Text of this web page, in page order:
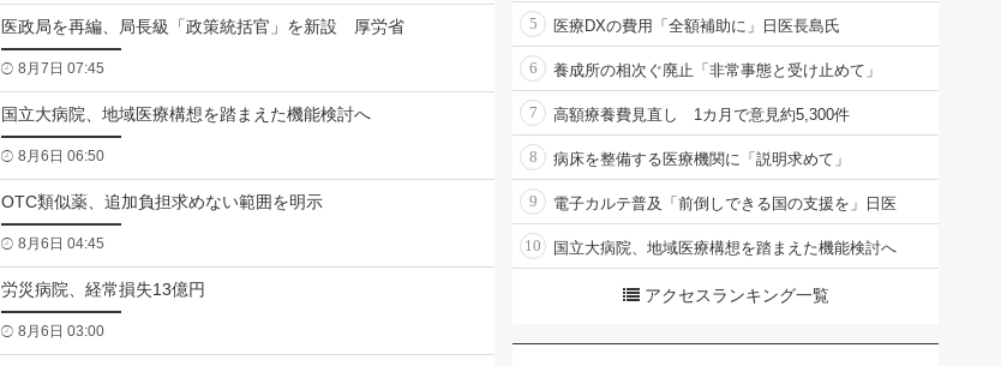
医政局を再編、局長級「政策統括官」を新設 厚労省
8月7日 07:45
国立大病院、地域医療構想を踏まえた機能検討へ
8月6日 06:50
OTC類似薬、追加負担求めない範囲を明示
8月6日 04:45
労災病院、経常損失13億円
8月6日 03:00
5 医療DXの費用「全額補助に」日医長島氏
6 養成所の相次ぐ廃止「非常事態と受け止めて」
7 高額療養費見直し 1カ月で意見約5,300件
8 病床を整備する医療機関に「説明求めて」
9 電子カルテ普及「前倒しできる国の支援を」日医
10 国立大病院、地域医療構想を踏まえた機能検討へ
アクセスランキング一覧